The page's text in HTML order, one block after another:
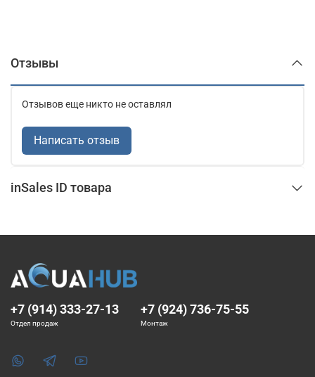
Отзывы
Отзывов еще никто не оставлял
Написать отзыв
inSales ID товара
+7 (914) 333-27-13
Отдел продаж
+7 (924) 736-75-55
Монтаж